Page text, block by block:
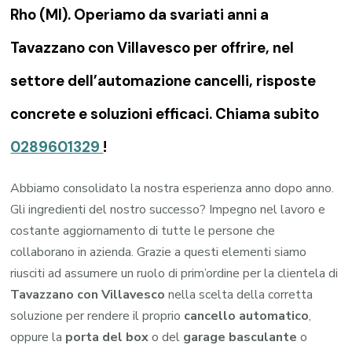
Rho (MI). Operiamo da svariati anni a
Tavazzano con Villavesco per offrire, nel
settore dell’automazione cancelli, risposte
concrete e soluzioni efficaci. Chiama subito
0289601329 !
Abbiamo consolidato la nostra esperienza anno dopo anno.
Gli ingredienti del nostro successo? Impegno nel lavoro e
costante aggiornamento di tutte le persone che
collaborano in azienda. Grazie a questi elementi siamo
riusciti ad assumere un ruolo di prim’ordine per la clientela di
Tavazzano con Villavesco nella scelta della corretta
soluzione per rendere il proprio cancello automatico,
oppure la porta del boxo del garage basculante o